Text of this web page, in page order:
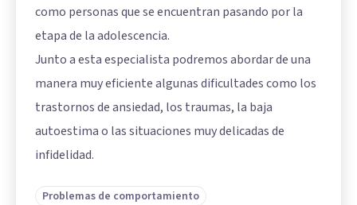
como personas que se encuentran pasando por la
etapa de la adolescencia.
Junto a esta especialista podremos abordar de una
manera muy eficiente algunas dificultades como los
trastornos de ansiedad, los traumas, la baja
autoestima o las situaciones muy delicadas de
infidelidad.
Problemas de comportamiento